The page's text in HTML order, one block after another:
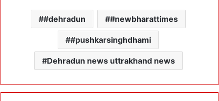
#dehradun #newbharattimes
#pushkarsinghdhami
Dehradun news uttrakhand news